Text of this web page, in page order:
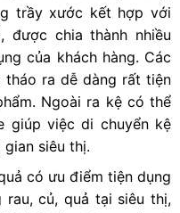
trầy xước kết hợp với
được chia thành nhiều
của khách hàng. Các
ra dễ dàng rất tiện
Ngoài ra kệ có thể
giúp việc di chuyển kệ
siêu thị.
có ưu điểm tiện dụng
củ, quả tại siêu thị,